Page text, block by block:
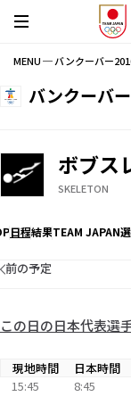
MENU ─ バンクーバー
バンクーバ
ボブス
SKELETON
日程結果TEAM JAPAN
前の予定
この日の日本代表選
現地時間 日本時間
15:45
8:45